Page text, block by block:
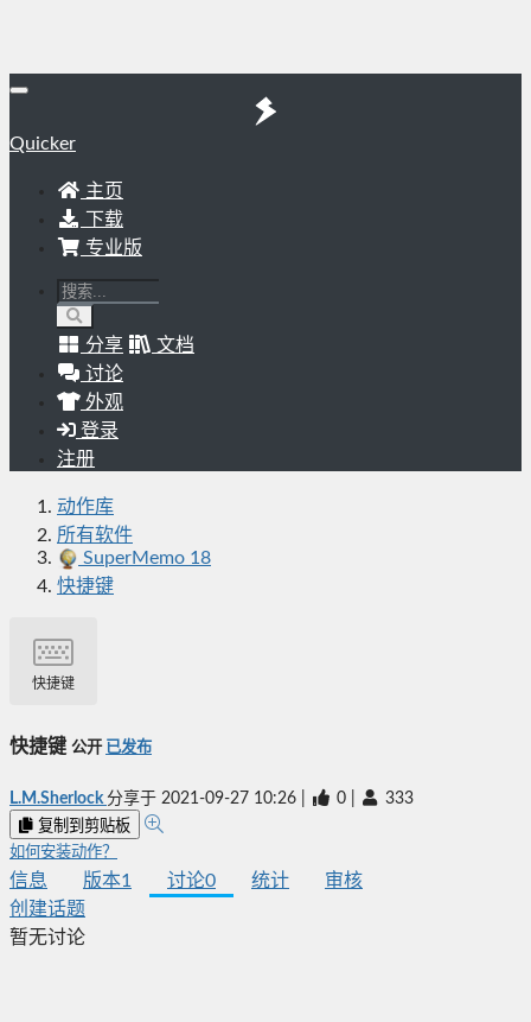
Quicker
主页
下载
专业版
分享
文档
讨论
外观
登录
注册
动作库
所有软件
SuperMemo 18
快捷键
快捷键
快捷键 公开 已发布
L.M.Sherlock 分享于 2021-09-27 10:26 0 333
复制到剪贴板
如何安装动作？
信息 版本1 讨论0 统计
审核
创建话题
暂无讨论